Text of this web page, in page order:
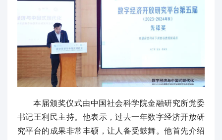
本届颁奖仪式由中国社会科学院金融研究所党委
书记王利民主持。他表示，过去一年数字经济开放研
究平台的成果非常丰硕，让人备受鼓舞。他首先介绍